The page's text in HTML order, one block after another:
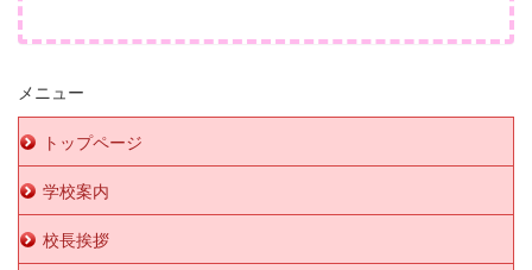
メニュー
トップページ
学校案内
校長挨拶